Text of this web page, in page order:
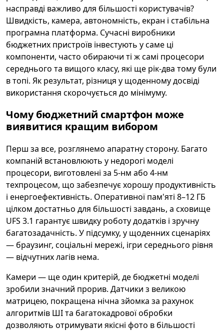
насправді важливо для більшості користувачів?
Швидкість, камера, автономність, екран і стабільна
програмна платформа. Сучасні виробники
бюджетних пристроїв інвестують у саме ці
компоненти, часто обираючи ті ж самі процесори
середнього та вищого класу, які ще рік-два тому були
в топі. Як результат, різниця у щоденному досвіді
використання скорочується до мінімуму.
Чому бюджетний смартфон може
виявитися кращим вибором
Перш за все, розглянемо апаратну сторону. Багато
компаній встановлюють у недорогі моделі
процесори, виготовлені за 5-нм або 4-нм
техпроцесом, що забезпечує хорошу продуктивність
і енергоефективність. Оперативної пам'яті 8–12 ГБ
цілком достатньо для більшості завдань, а сховище
UFS 3.1 гарантує швидку роботу додатків і зручну
багатозадачність. У підсумку, у щоденних сценаріях
— браузинг, соціальні мережі, ігри середнього рівня
— відчутних лагів нема.
Камери — ще один критерій, де бюджетні моделі
зробили значний прорив. Датчики з великою
матрицею, покращена нічна зйомка за рахунок
алгоритмів ШІ та багатокадрової обробки
дозволяють отримувати якісні фото в більшості